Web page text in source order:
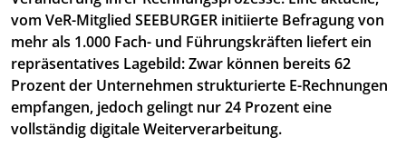
vom VeR-Mitglied SEEBURGER initiierte Befragung von
mehr als 1.000 Fach- und Führungskräften liefert ein
repräsentatives Lagebild: Zwar können bereits 62
Prozent der Unternehmen strukturierte E-Rechnungen
empfangen, jedoch gelingt nur 24 Prozent eine
vollständig digitale Weiterverarbeitung.